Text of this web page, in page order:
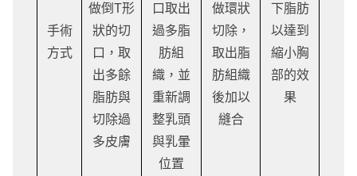
手術
方式
做倒T形
狀的切
口，取
出多餘
脂肪與
切除過
多皮膚
口取出
過多脂
肪組
織，並
重新調
整乳頭
與乳暈
位置
做環狀
切除，
取出脂
肪組織
後加以
縫合
下脂肪
以達到
縮小胸
部的效
果